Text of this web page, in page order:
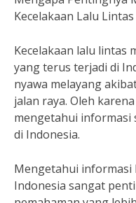
Kecelakaan Lalu
Kecelakaan lalu lintas
yang terus terjadi di
nyawa melayang
jalan raya. Oleh
mengetahui informasi
di Indonesia.
Mengetahui informasi
Indonesia sangat